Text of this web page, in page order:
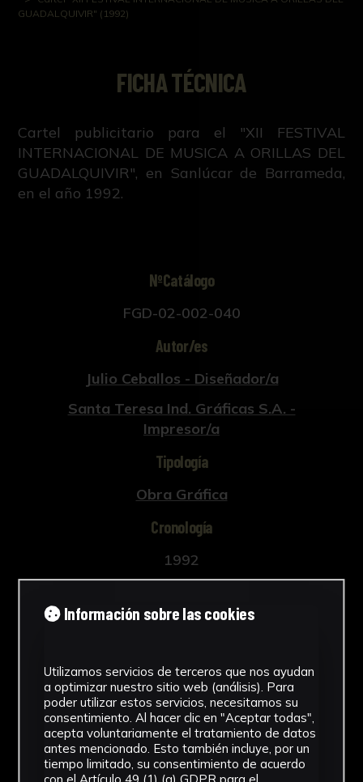
GUADALQUIVIR" (1992)
FICHA TÉCNICA
Cartel publicitario para el "XII FESTIVAL
INTERNACIONAL DE MUSICA A ORILLAS DEL
GUADALQUIVIR", en Sanlúcar de Barrameda,
en el año 1992.
NºCatálogo
FGD-02-002-040
Autor/es
Julio Ceballos - Diseñador/a
Santa Teresa Ind. Gráficas S.A. -
Impresor/a
Tipología
Obra Gráfica
Cronología
1992
Abstracción Geométrica
Impresión
Ver más
Información sobre las cookies
Utilizamos servicios de terceros que nos ayudan
a optimizar nuestro sitio web (análisis). Para
poder utilizar estos servicios, necesitamos su
consentimiento. Al hacer clic en "Aceptar todas",
acepta voluntariamente el tratamiento de datos
antes mencionado. Esto también incluye, por un
tiempo limitado, su consentimiento de acuerdo
con el Artículo 49 (1) (a) GDPR para el